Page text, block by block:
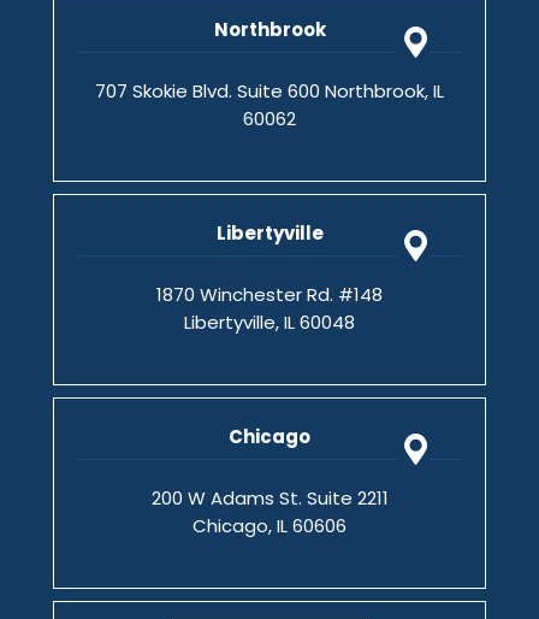
Northbrook
707 Skokie Blvd. Suite 600 Northbrook, IL
60062
Libertyville
1870 Winchester Rd. #148
Libertyville, IL 60048
Chicago
200 W Adams St. Suite 2211
Chicago, IL 60606